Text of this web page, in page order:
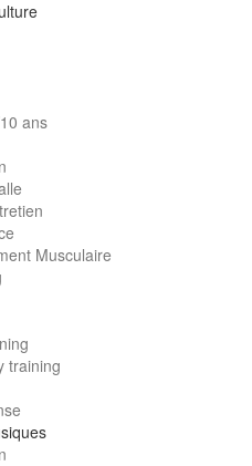
ans
Musculaire
training